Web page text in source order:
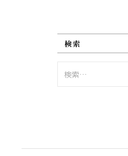
検索
索: